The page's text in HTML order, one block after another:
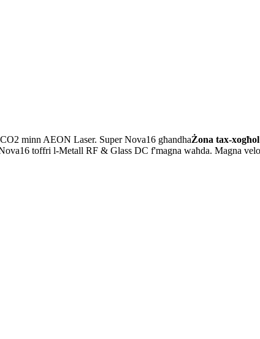
minn AEON Laser. Super Nova16 għandhaŻona tax-
toffri l-Metall RF & Glass DC f'magna waħda. Magna